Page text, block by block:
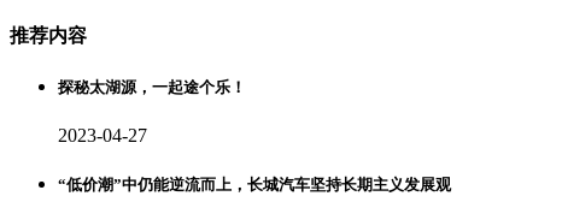
推荐内容
探秘太湖源，一起途个乐！
2023-04-27
“低价潮”中仍能逆流而上，长城汽车坚持长期主义发展观